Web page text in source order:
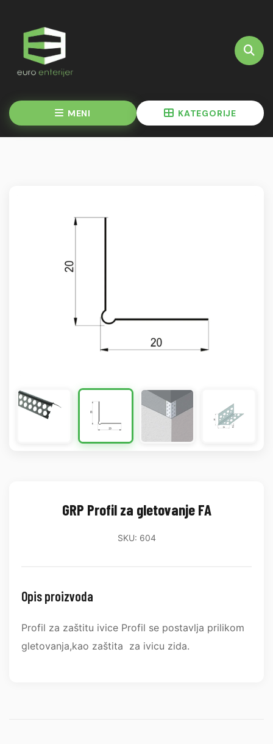
MENI KATEGORIJE
GRP Profil za gletovanje FA
SKU: 604
Opis proizvoda
Profil za zaštitu ivice Profil se postavlja prilikom
gletovanja,kao zaštita za ivicu zida.